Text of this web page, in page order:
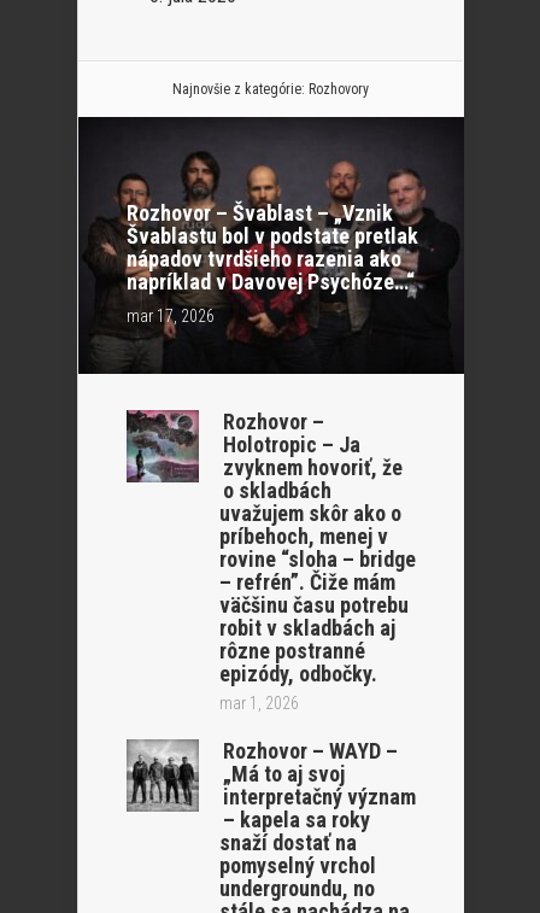
Najnovšie z kategórie: Rozhovory
Rozhovor – Švablast – „Vznik
Švablastu bol v podstate pretlak
nápadov tvrdšieho razenia ako
napríklad v Davovej Psychóze…“
mar 17, 2026
Rozhovor –
Holotropic – Ja
zvyknem hovoriť, že
o skladbách
uvažujem skôr ako o
príbehoch, menej v
rovine “sloha – bridge
– refrén”. Čiže mám
väčšinu času potrebu
robit v skladbách aj
rôzne postranné
epizódy, odbočky.
mar 1, 2026
Rozhovor – WAYD –
„Má to aj svoj
interpretačný význam
– kapela sa roky
snaží dostať na
pomyselný vrchol
undergroundu, no